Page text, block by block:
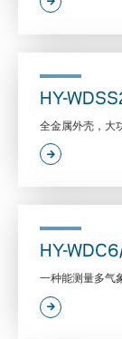
HY-
全金属外壳，大
HY-
一种能测量多气